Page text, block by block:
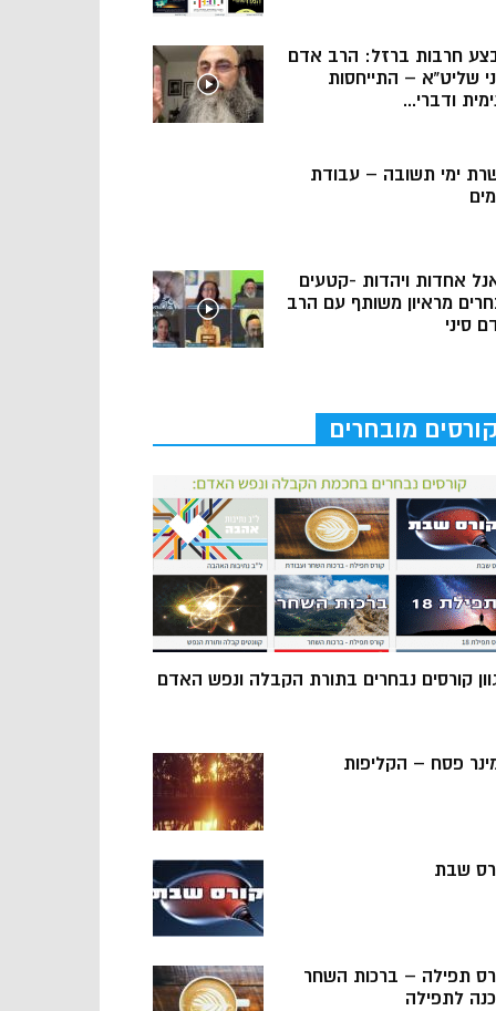
חרבות ברזל: הרב אדם
שליט”א – התייחסות
ודברי...
ימי תשובה – עבודת
אחדות ויהדות -קטעים
מראיון משותף עם הרב
סיני
קורסים מובחרים
קורסים נבחרים בתורת הקבלה ונפש האדם
פסח – הקליפות
שבת
תפילה – ברכות השחר
לתפילה